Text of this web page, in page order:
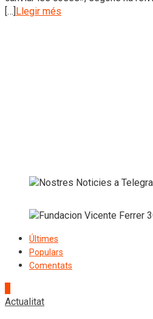
[…]Llegir més
Últimes
Populars
Comentats
Actualitat